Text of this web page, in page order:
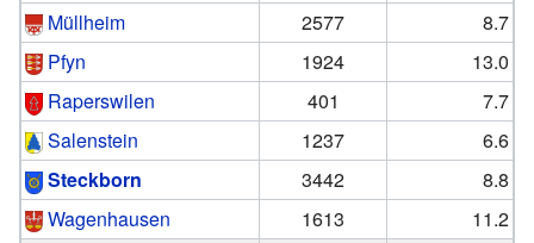
Müllheim
2577
8.7
Pfyn
1924
13.0
Raperswilen
401
7.7
Salenstein
1237
6.6
Steckborn
3442
8.8
Wagenhausen
1613
11.2